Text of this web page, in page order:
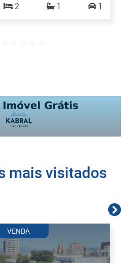
2 1 1
mais visitados
VENDA